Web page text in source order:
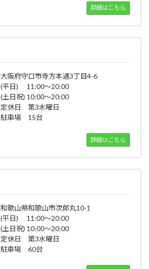
詳細はこちら
大阪府守口市寺方本通3丁目4-6
(平日) 11:00～20:00
(土日祝) 10:00～20:00
定休日 第3水曜日
駐車場 15台
詳細はこちら
和歌山県和歌山市次郎丸10-1
(平日) 11:00～20:00
(土日祝) 10:00～20:00
定休日 第3水曜日
駐車場 60台